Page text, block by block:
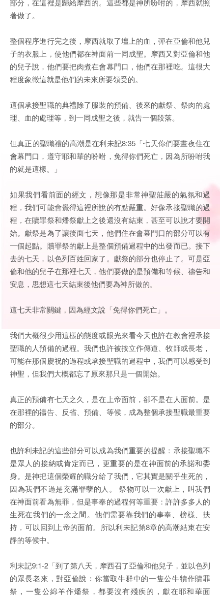
部分，在這裡是歸給摩西的。這些都是神所吩咐的，摩西就照
著做了。
整個程序進行完之後，摩西就取了壇上的血，彈在亞倫和他兒
子的衣服上，使他們都在神面前一同成聖。摩西又對亞倫和他
的兒子說，他們要把肉煮在會幕門口，他們在那裡吃。這很大
程度象徵這就是他們的未來所要領受的。
這個承接聖職的典禮除了服裝的預備、後來的獻祭、祭肉的處
理、血的處理等，到一同成聖之後，就告一個段落。
但真正的聖職禮的高潮是在利未記8:35「七天你們要晝夜住在
會幕門口，遵守耶和華的吩咐，免得你們死亡，因為所吩咐我
的就是這樣。」
如果我們看前面的經文，想像那是非常神聖莊嚴的氣氛和過
程，我們可能會覺得這裡所說的有點嚴重。好像承接聖職的過
程，在贖罪祭和燔祭獻上之後還沒有結束，甚至可以說才要開
始。獻祭是為了讓後面七天，他們住在會幕門口的部分可以有
一個起點。贖罪祭的獻上是整個預備過程中的出發而已。接下
去的七天，以色列百姓回家了。獻祭的部分也停止了。可是亞
倫和他的兒子在那裡七天，他們要做的是預備和等候、禱告和
安息，思想這七天結束後他們要為神所做的。
這七天非常關鍵，因為經文說「免得你們死亡」。
我們大概很少用這樣的態度或眼光來看今天也許在教會裡承接
聖職的人預備的過程。我們也許被按立作傳道、牧師或長老，
可能在那個慶祝的過程或承接聖職的過程中，我們可以感受到
神聖，但我們大概都忘了原來那只是一個開始。
真正的預備有七天之久，是在上帝面前，卻不是在人面前。是
在那裡的禱告、反省、預備、等候，成為整個承接聖職最重要
的部分。
也許利未記的這些部分可以成為我們重要的提醒：承接聖職不
是眾人的接納或肯定而已，更重要的是在神面前的承諾和委
身。是神把這個榮耀的職分給了我們，它其實是關乎生死的，
因為我們不過是充滿罪孽的人。 祭物可以一次獻上，叫我們
在神面前看為無罪，但是事奉的過程何等重要：許許多多人的
生死在我們的一念之間。他們需要靠我們的事奉、榜樣、扶
持，可以回到上帝的面前。所以利未記第8章的高潮結束在安
靜的等候中。
利未記9:1-2「到了第八天，摩西召了亞倫和他兒子，並以色列
的眾長老來，對亞倫說：你當取牛群中的一隻公牛犢作贖罪
祭，一隻公綿羊作燔祭，都要沒有殘疾的，獻在耶和華面